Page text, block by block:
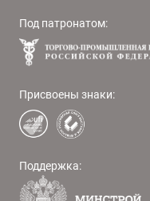
Под патронатом:
Присвоены знаки:
Поддержка: